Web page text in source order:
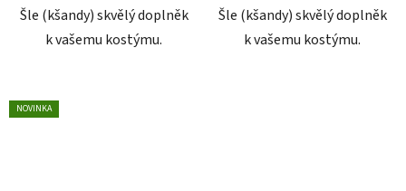
Šle (kšandy) skvělý doplněk
k vašemu kostýmu.
Šle (kšandy) skvělý doplněk
k vašemu kostýmu.
NOVINKA